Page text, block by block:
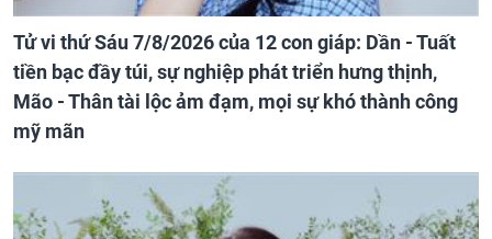
Tử vi thứ Sáu 7/8/2026 của 12 con giáp: Dần - Tuất
tiền bạc đầy túi, sự nghiệp phát triển hưng thịnh,
Mão - Thân tài lộc ảm đạm, mọi sự khó thành công
mỹ mãn